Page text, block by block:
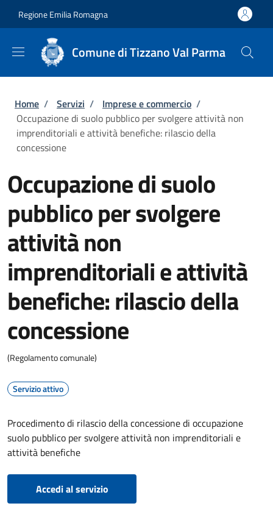
Regione Emilia Romagna
Comune di Tizzano Val Parma
Briciole di pane
Home / Servizi / Imprese e commercio /
Occupazione di suolo pubblico per svolgere attività non
imprenditoriali e attività benefiche: rilascio della
concessione
Occupazione di suolo
pubblico per svolgere
attività non
imprenditoriali e attività
benefiche: rilascio della
concessione
(Regolamento comunale)
Servizio attivo
Procedimento di rilascio della concessione di occupazione
suolo pubblico per svolgere attività non imprenditoriali e
attività benefiche
Accedi al servizio